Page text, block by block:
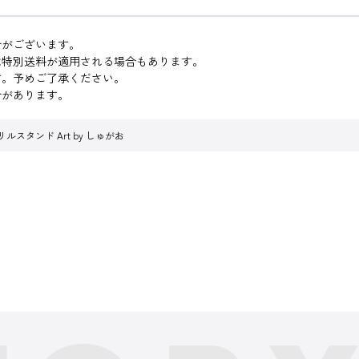
ございます。
送料が適用される場合もあります。
予めご了承ください。
あります。
ルスタンド Art by しゅがお